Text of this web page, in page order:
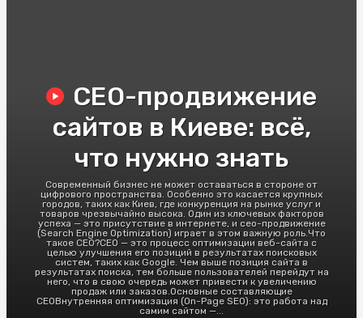
СЕО-продвижение
сайтов в Киеве: всё,
что нужно знать
Современный бизнес не может оставаться в стороне от
цифрового пространства. Особенно это касается крупных
городов, таких как Киев, где конкуренция на рынке услуг и
товаров чрезвычайно высока. Один из ключевых факторов
успеха — это присутствие в интернете, и сео-продвижение
(Search Engine Optimization) играет в этом важную роль.Что
такое СЕО?СЕО — это процесс оптимизации веб-сайта с
целью улучшения его позиций в результатах поисковых
систем, таких как Google. Чем выше позиция сайта в
результатах поиска, тем больше пользователей перейдут на
него, что в свою очередь может привести к увеличению
продаж или заказов.Основные составляющие
СЕОВнутренняя оптимизация (On-Page SEO): это работа над
самим сайтом —...